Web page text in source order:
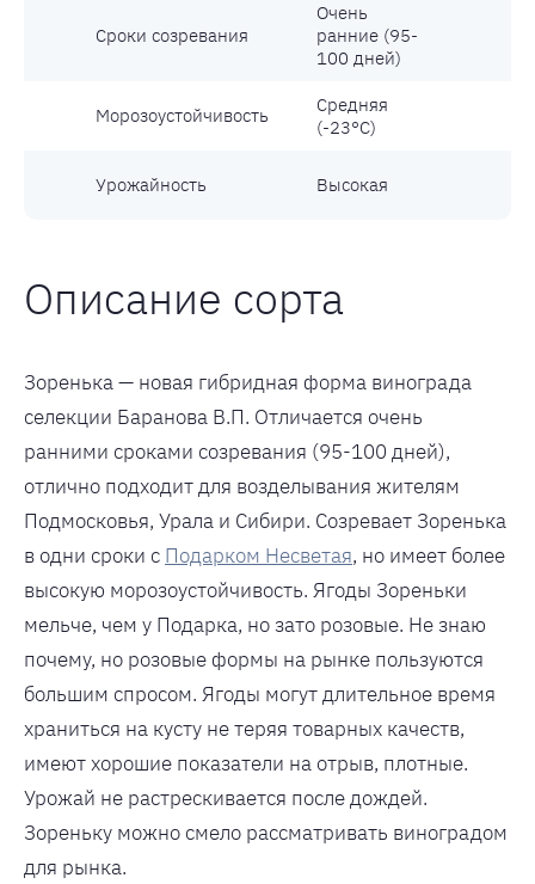
Сроки созревания
Очень
ранние (95-
100 дней)
Морозоустойчивость
Средняя
(-23°С)
Урожайность Высокая
Описание сорта
Зоренька — новая гибридная форма винограда
селекции Баранова В.П. Отличается очень
ранними сроками созревания (95-100 дней),
отлично подходит для возделывания жителям
Подмосковья, Урала и Сибири. Созревает Зоренька
в одни сроки с Подарком Несветая, но имеет более
высокую морозоустойчивость. Ягоды Зореньки
мельче, чем у Подарка, но зато розовые. Не знаю
почему, но розовые формы на рынке пользуются
большим спросом. Ягоды могут длительное время
храниться на кусту не теряя товарных качеств,
имеют хорошие показатели на отрыв, плотные.
Урожай не растрескивается после дождей.
Зореньку можно смело рассматривать виноградом
для рынка.